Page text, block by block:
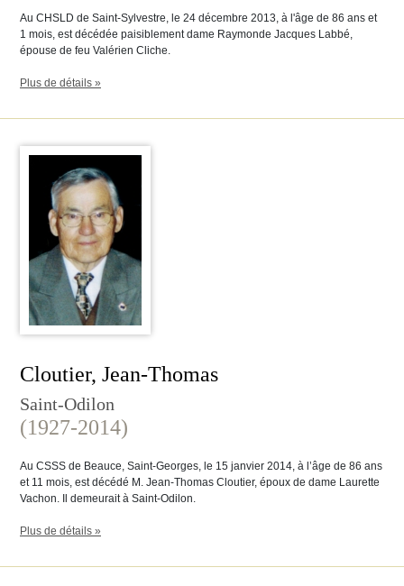
Au CHSLD de Saint-Sylvestre, le 24 décembre 2013, à l'âge de 86 ans et
1 mois, est décédée paisiblement dame Raymonde Jacques Labbé,
épouse de feu Valérien Cliche.
Plus de détails »
Cloutier, Jean-Thomas
Saint-Odilon
(1927-2014)
Au CSSS de Beauce, Saint-Georges, le 15 janvier 2014, à l’âge de 86 ans
et 11 mois, est décédé M. Jean-Thomas Cloutier, époux de dame Laurette
Vachon. Il demeurait à Saint-Odilon.
Plus de détails »